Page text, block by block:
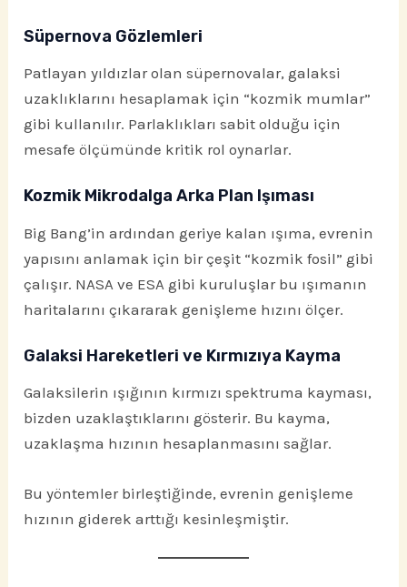
Süpernova Gözlemleri
Patlayan yıldızlar olan süpernovalar, galaksi
uzaklıklarını hesaplamak için “kozmik mumlar”
gibi kullanılır. Parlaklıkları sabit olduğu için
mesafe ölçümünde kritik rol oynarlar.
Kozmik Mikrodalga Arka Plan Işıması
Big Bang’in ardından geriye kalan ışıma, evrenin
yapısını anlamak için bir çeşit “kozmik fosil” gibi
çalışır. NASA ve ESA gibi kuruluşlar bu ışımanın
haritalarını çıkararak genişleme hızını ölçer.
Galaksi Hareketleri ve Kırmızıya Kayma
Galaksilerin ışığının kırmızı spektruma kayması,
bizden uzaklaştıklarını gösterir. Bu kayma,
uzaklaşma hızının hesaplanmasını sağlar.
Bu yöntemler birleştiğinde, evrenin genişleme
hızının giderek arttığı kesinleşmiştir.